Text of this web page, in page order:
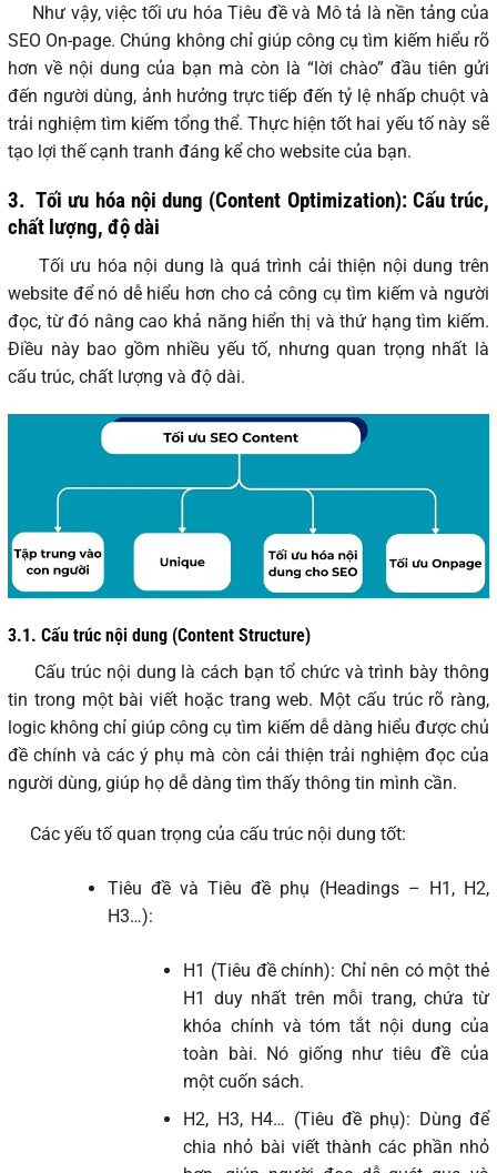
Như vậy, việc tối ưu hóa Tiêu đề và Mô tả là nền tảng của
SEO On-page. Chúng không chỉ giúp công cụ tìm kiếm hiểu rõ
hơn về nội dung của bạn mà còn là “lời chào” đầu tiên gửi
đến người dùng, ảnh hưởng trực tiếp đến tỷ lệ nhấp chuột và
trải nghiệm tìm kiếm tổng thể. Thực hiện tốt hai yếu tố này sẽ
tạo lợi thế cạnh tranh đáng kể cho website của bạn.
3. Tối ưu hóa nội dung (Content Optimization): Cấu trúc,
chất lượng, độ dài
Tối ưu hóa nội dung là quá trình cải thiện nội dung trên
website để nó dễ hiểu hơn cho cả công cụ tìm kiếm và người
đọc, từ đó nâng cao khả năng hiển thị và thứ hạng tìm kiếm.
Điều này bao gồm nhiều yếu tố, nhưng quan trọng nhất là
cấu trúc, chất lượng và độ dài.
3.1. Cấu trúc nội dung (Content Structure)
Cấu trúc nội dung là cách bạn tổ chức và trình bày thông
tin trong một bài viết hoặc trang web. Một cấu trúc rõ ràng,
logic không chỉ giúp công cụ tìm kiếm dễ dàng hiểu được chủ
đề chính và các ý phụ mà còn cải thiện trải nghiệm đọc của
người dùng, giúp họ dễ dàng tìm thấy thông tin mình cần.
Các yếu tố quan trọng của cấu trúc nội dung tốt:
Tiêu đề và Tiêu đề phụ (Headings – H1, H2,
H3…):
H1 (Tiêu đề chính): Chỉ nên có một thẻ
H1 duy nhất trên mỗi trang, chứa từ
khóa chính và tóm tắt nội dung của
toàn bài. Nó giống như tiêu đề của
một cuốn sách.
H2, H3, H4… (Tiêu đề phụ): Dùng để
chia nhỏ bài viết thành các phần nhỏ